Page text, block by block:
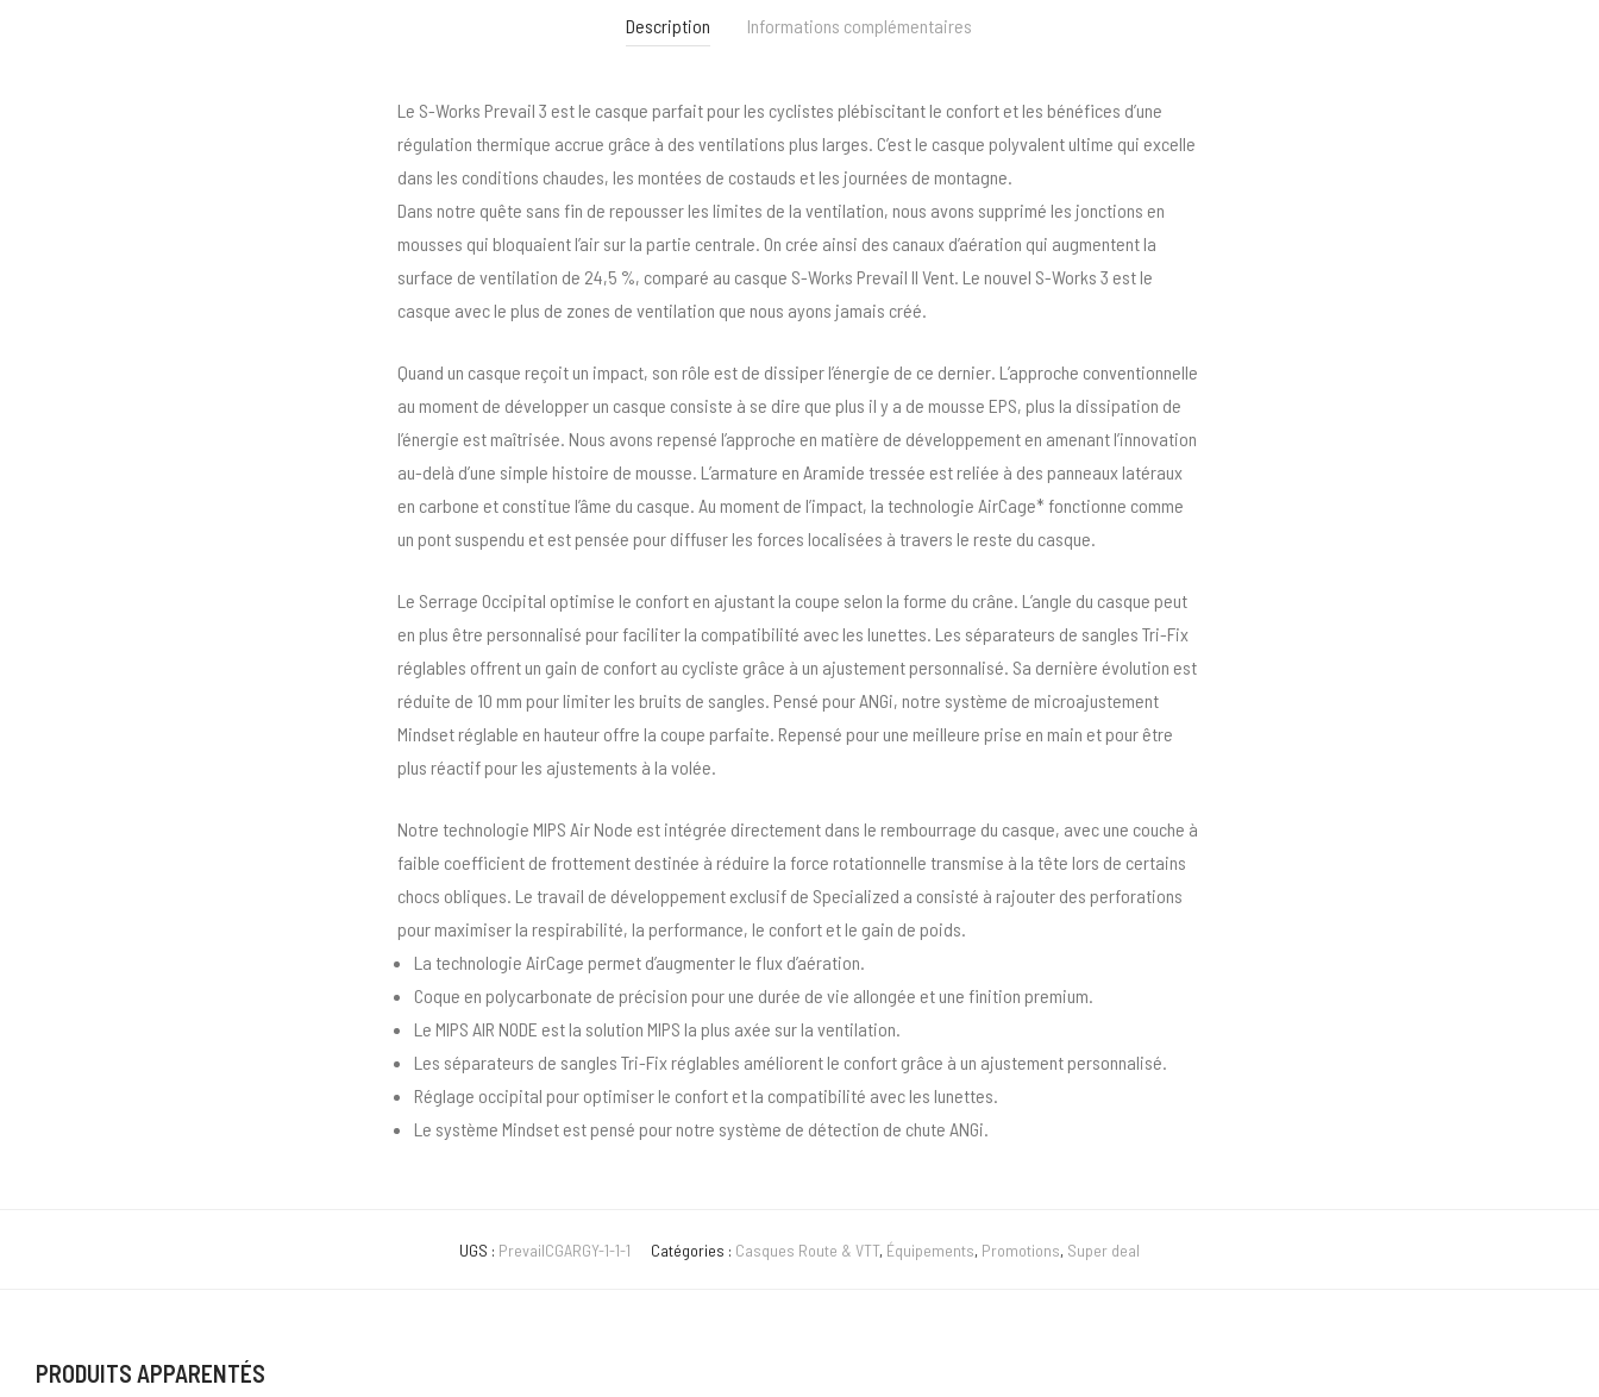
Description Informations complémentaires
Le S-Works Prevail 3 est le casque parfait pour les cyclistes plébiscitant le confort et les bénéfices d’une
régulation thermique accrue grâce à des ventilations plus larges. C’est le casque polyvalent ultime qui excelle
dans les conditions chaudes, les montées de costauds et les journées de montagne.
Dans notre quête sans fin de repousser les limites de la ventilation, nous avons supprimé les jonctions en
mousses qui bloquaient l’air sur la partie centrale. On crée ainsi des canaux d’aération qui augmentent la
surface de ventilation de 24,5 %, comparé au casque S-Works Prevail II Vent. Le nouvel S-Works 3 est le
casque avec le plus de zones de ventilation que nous ayons jamais créé.
Quand un casque reçoit un impact, son rôle est de dissiper l’énergie de ce dernier. L’approche conventionnelle
au moment de développer un casque consiste à se dire que plus il y a de mousse EPS, plus la dissipation de
l’énergie est maîtrisée. Nous avons repensé l’approche en matière de développement en amenant l’innovation
au-delà d’une simple histoire de mousse. L’armature en Aramide tressée est reliée à des panneaux latéraux
en carbone et constitue l’âme du casque. Au moment de l’impact, la technologie AirCage* fonctionne comme
un pont suspendu et est pensée pour diffuser les forces localisées à travers le reste du casque.
Le Serrage Occipital optimise le confort en ajustant la coupe selon la forme du crâne. L’angle du casque peut
en plus être personnalisé pour faciliter la compatibilité avec les lunettes. Les séparateurs de sangles Tri-Fix
réglables offrent un gain de confort au cycliste grâce à un ajustement personnalisé. Sa dernière évolution est
réduite de 10 mm pour limiter les bruits de sangles. Pensé pour ANGi, notre système de microajustement
Mindset réglable en hauteur offre la coupe parfaite. Repensé pour une meilleure prise en main et pour être
plus réactif pour les ajustements à la volée.
Notre technologie MIPS Air Node est intégrée directement dans le rembourrage du casque, avec une couche à
faible coefficient de frottement destinée à réduire la force rotationnelle transmise à la tête lors de certains
chocs obliques. Le travail de développement exclusif de Specialized a consisté à rajouter des perforations
pour maximiser la respirabilité, la performance, le confort et le gain de poids.
La technologie AirCage permet d’augmenter le flux d’aération.
Coque en polycarbonate de précision pour une durée de vie allongée et une finition premium.
Le MIPS AIR NODE est la solution MIPS la plus axée sur la ventilation.
Les séparateurs de sangles Tri-Fix réglables améliorent le confort grâce à un ajustement personnalisé.
Réglage occipital pour optimiser le confort et la compatibilité avec les lunettes.
Le système Mindset est pensé pour notre système de détection de chute ANGi.
UGS : PrevailCGARGY-1-1-1 Catégories : Casques Route & VTT, Équipements, Promotions, Super deal
PRODUITS APPARENTÉS